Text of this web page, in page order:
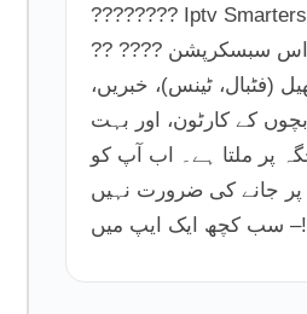
???????? Iptv
?? ???? آپ کے لئے ہے! اس سبسکرپشن
(فٹبال، ٹینس)، خبریں،
کے کارٹون، اور بہت
پر ملتا ہے۔ اب آپ کو
جانے کی ضرورت نہیں
– سب کچھ ایک ایپ میں!